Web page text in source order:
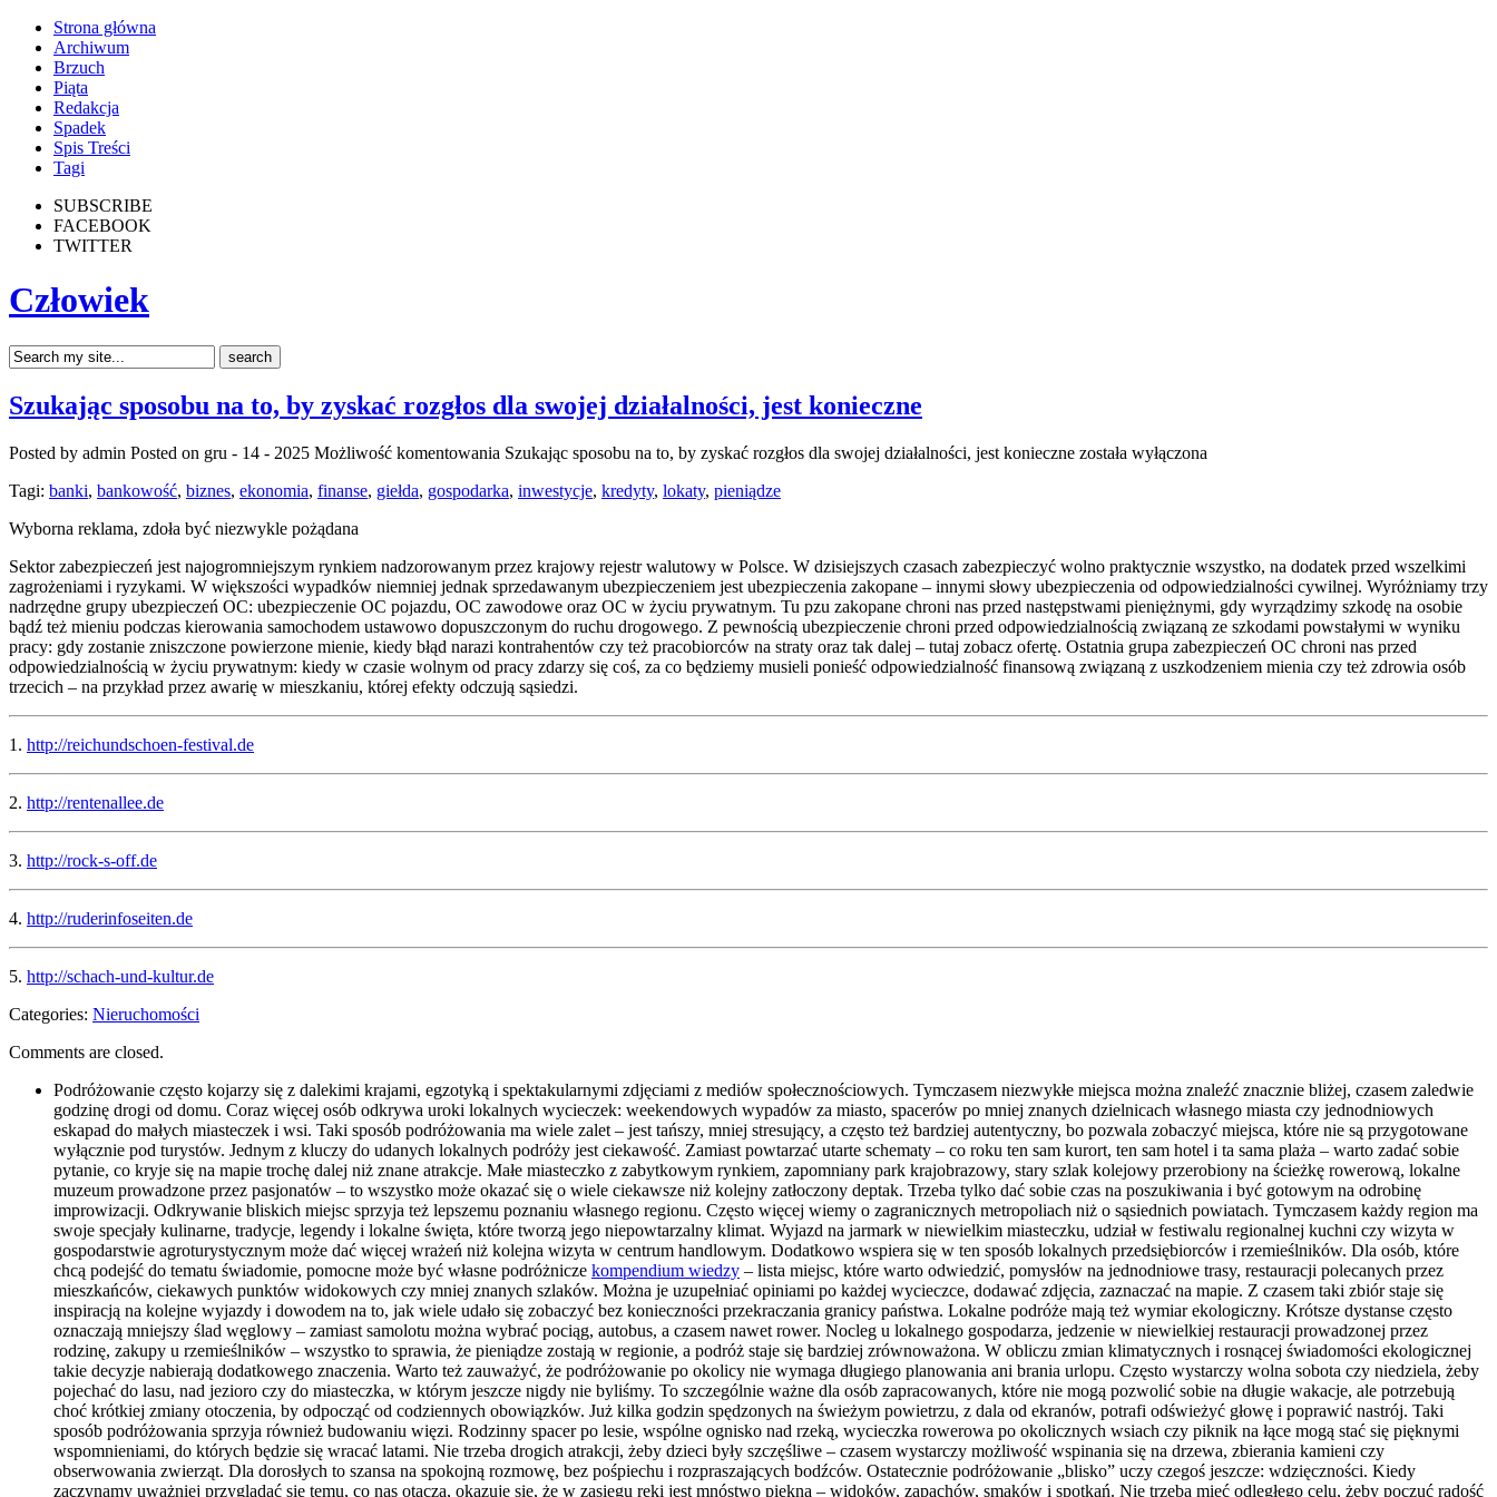
Strona główna
Archiwum
Brzuch
Piąta
Redakcja
Spadek
Spis Treści
Tagi
SUBSCRIBE
FACEBOOK
TWITTER
Człowiek
Szukając sposobu na to, by zyskać rozgłos dla swojej działalności, jest konieczne
Posted by admin Posted on gru - 14 - 2025 Możliwość komentowania Szukając sposobu na to, by zyskać rozgłos dla swojej działalności, jest konieczne została wyłączona
Tagi: banki, bankowość, biznes, ekonomia, finanse, giełda, gospodarka, inwestycje, kredyty, lokaty, pieniądze
Wyborna reklama, zdoła być niezwykle pożądana
Sektor zabezpieczeń jest najogromniejszym rynkiem nadzorowanym przez krajowy rejestr walutowy w Polsce. W dzisiejszych czasach zabezpieczyć wolno praktycznie wszystko, na dodatek przed wszelkimi
zagrożeniami i ryzykami. W większości wypadków niemniej jednak sprzedawanym ubezpieczeniem jest ubezpieczenia zakopane – innymi słowy ubezpieczenia od odpowiedzialności cywilnej. Wyróżniamy trzy
nadrzędne grupy ubezpieczeń OC: ubezpieczenie OC pojazdu, OC zawodowe oraz OC w życiu prywatnym. Tu pzu zakopane chroni nas przed następstwami pieniężnymi, gdy wyrządzimy szkodę na osobie
bądź też mieniu podczas kierowania samochodem ustawowo dopuszczonym do ruchu drogowego. Z pewnością ubezpieczenie chroni przed odpowiedzialnością związaną ze szkodami powstałymi w wyniku
pracy: gdy zostanie zniszczone powierzone mienie, kiedy błąd narazi kontrahentów czy też pracobiorców na straty oraz tak dalej – tutaj zobacz ofertę. Ostatnia grupa zabezpieczeń OC chroni nas przed
odpowiedzialnością w życiu prywatnym: kiedy w czasie wolnym od pracy zdarzy się coś, za co będziemy musieli ponieść odpowiedzialność finansową związaną z uszkodzeniem mienia czy też zdrowia osób
trzecich – na przykład przez awarię w mieszkaniu, której efekty odczują sąsiedzi.
1. http://reichundschoen-festival.de
2. http://rentenallee.de
3. http://rock-s-off.de
4. http://ruderinfoseiten.de
5. http://schach-und-kultur.de
Categories: Nieruchomości
Comments are closed.
Podróżowanie często kojarzy się z dalekimi krajami, egzotyką i spektakularnymi zdjęciami z mediów społecznościowych. Tymczasem niezwykłe miejsca można znaleźć znacznie bliżej, czasem zaledwie
godzinę drogi od domu. Coraz więcej osób odkrywa uroki lokalnych wycieczek: weekendowych wypadów za miasto, spacerów po mniej znanych dzielnicach własnego miasta czy jednodniowych
eskapad do małych miasteczek i wsi. Taki sposób podróżowania ma wiele zalet – jest tańszy, mniej stresujący, a często też bardziej autentyczny, bo pozwala zobaczyć miejsca, które nie są przygotowane
wyłącznie pod turystów. Jednym z kluczy do udanych lokalnych podróży jest ciekawość. Zamiast powtarzać utarte schematy – co roku ten sam kurort, ten sam hotel i ta sama plaża – warto zadać sobie
pytanie, co kryje się na mapie trochę dalej niż znane atrakcje. Małe miasteczko z zabytkowym rynkiem, zapomniany park krajobrazowy, stary szlak kolejowy przerobiony na ścieżkę rowerową, lokalne
muzeum prowadzone przez pasjonatów – to wszystko może okazać się o wiele ciekawsze niż kolejny zatłoczony deptak. Trzeba tylko dać sobie czas na poszukiwania i być gotowym na odrobinę
improwizacji. Odkrywanie bliskich miejsc sprzyja też lepszemu poznaniu własnego regionu. Często więcej wiemy o zagranicznych metropoliach niż o sąsiednich powiatach. Tymczasem każdy region ma
swoje specjały kulinarne, tradycje, legendy i lokalne święta, które tworzą jego niepowtarzalny klimat. Wyjazd na jarmark w niewielkim miasteczku, udział w festiwalu regionalnej kuchni czy wizyta w
gospodarstwie agroturystycznym może dać więcej wrażeń niż kolejna wizyta w centrum handlowym. Dodatkowo wspiera się w ten sposób lokalnych przedsiębiorców i rzemieślników. Dla osób, które
chcą podejść do tematu świadomie, pomocne może być własne podróżnicze kompendium wiedzy – lista miejsc, które warto odwiedzić, pomysłów na jednodniowe trasy, restauracji polecanych przez
mieszkańców, ciekawych punktów widokowych czy mniej znanych szlaków. Można je uzupełniać opiniami po każdej wycieczce, dodawać zdjęcia, zaznaczać na mapie. Z czasem taki zbiór staje się
inspiracją na kolejne wyjazdy i dowodem na to, jak wiele udało się zobaczyć bez konieczności przekraczania granicy państwa. Lokalne podróże mają też wymiar ekologiczny. Krótsze dystanse często
oznaczają mniejszy ślad węglowy – zamiast samolotu można wybrać pociąg, autobus, a czasem nawet rower. Nocleg u lokalnego gospodarza, jedzenie w niewielkiej restauracji prowadzonej przez
rodzinę, zakupy u rzemieślników – wszystko to sprawia, że pieniądze zostają w regionie, a podróż staje się bardziej zrównoważona. W obliczu zmian klimatycznych i rosnącej świadomości ekologicznej
takie decyzje nabierają dodatkowego znaczenia. Warto też zauważyć, że podróżowanie po okolicy nie wymaga długiego planowania ani brania urlopu. Często wystarczy wolna sobota czy niedziela, żeby
pojechać do lasu, nad jezioro czy do miasteczka, w którym jeszcze nigdy nie byliśmy. To szczególnie ważne dla osób zapracowanych, które nie mogą pozwolić sobie na długie wakacje, ale potrzebują
choć krótkiej zmiany otoczenia, by odpocząć od codziennych obowiązków. Już kilka godzin spędzonych na świeżym powietrzu, z dala od ekranów, potrafi odświeżyć głowę i poprawić nastrój. Taki
sposób podróżowania sprzyja również budowaniu więzi. Rodzinny spacer po lesie, wspólne ognisko nad rzeką, wycieczka rowerowa po okolicznych wsiach czy piknik na łące mogą stać się pięknymi
wspomnieniami, do których będzie się wracać latami. Nie trzeba drogich atrakcji, żeby dzieci były szczęśliwe – czasem wystarczy możliwość wspinania się na drzewa, zbierania kamieni czy
obserwowania zwierząt. Dla dorosłych to szansa na spokojną rozmowę, bez pośpiechu i rozpraszających bodźców. Ostatecznie podróżowanie „blisko” uczy czegoś jeszcze: wdzięczności. Kiedy
zaczynamy uważniej przyglądać się temu, co nas otacza, okazuje się, że w zasięgu ręki jest mnóstwo piękna – widoków, zapachów, smaków i spotkań. Nie trzeba mieć odległego celu, żeby poczuć radość